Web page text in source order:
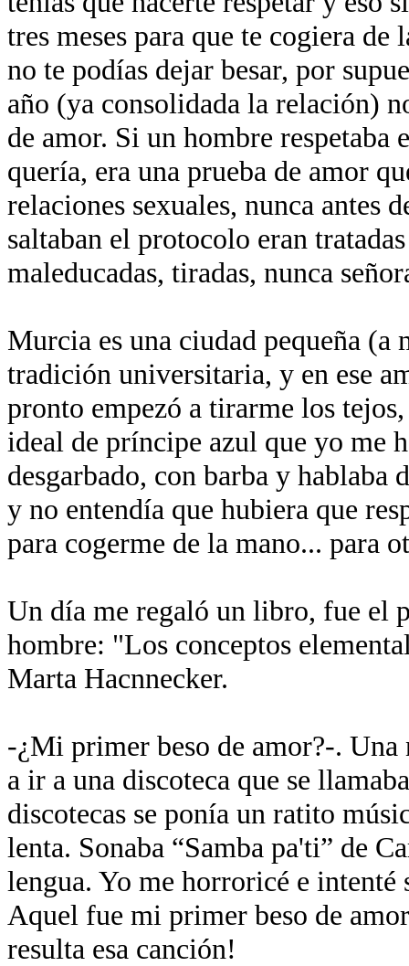
tres meses para que te cogiera de
no te podías dejar besar, por
año (ya consolidada la relación)
de amor. Si un hombre respetaba
quería, era una prueba de amor
relaciones sexuales, nunca antes
saltaban el protocolo eran
maleducadas, tiradas, nunca
Murcia es una ciudad pequeña (a
tradición universitaria, y en ese
pronto empezó a tirarme los
ideal de príncipe azul que yo me
desgarbado, con barba y
y no entendía que hubiera que
para cogerme de la mano... para
Un día me regaló un libro, fue el
hombre: "Los conceptos
Marta Hacnnecker.
-¿Mi primer beso de amor?-.
a ir a una discoteca que se
discotecas se ponía un ratito
lenta. Sonaba “Samba pa'ti” de
lengua. Yo me horroricé e intenté
Aquel fue mi primer beso de
resulta esa canción!